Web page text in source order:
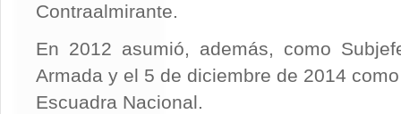
Contraalmirante.
En 2012 asumió, además, como
Armada y el 5 de diciembre de 2014
Escuadra Nacional.